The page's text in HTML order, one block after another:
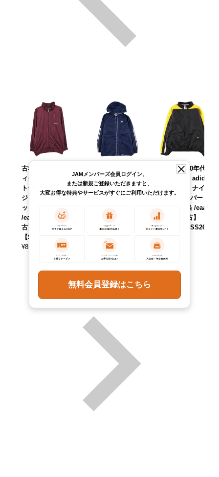
古着 00年代 アデ
ィダス adidas ス
トライプ柄 ジャー
ジ トラックジャケ
ット メンズXL相当
/eaa612685 【中
古】 【260214】
【SS2606_10
¥8,690
ィダス adidas チ
ェック柄 バックロ
ゴ ナイロンパーカ
ィンテージ /eaa45
9161 【中古】 【2
_10】
7,590(税込)
古着 90～00年代
アディダス adidas
ハイネック ナイロ
ンプルオーバー メ
ンズXL相当 /eaa60
9877 【中古】 【2
60125】 【SS2606
¥
JAMメンバーズ会員ログイン、
または新規ご登録いただきますと、
大変お得な特典やサービスがすぐにご利用いただけます。
無料会員登録はこちら